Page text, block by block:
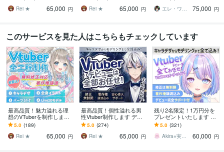
【表情8個付】修正無制
限、著作権譲渡
Rei ★
65,000 円
差分8個】修正無制限、著
作権譲渡
Rei ★
65,000 円
席中/待機中/OP/EDセット
エレ・ワークス｜Vtuber制作
75,000 円
このサービスを見た人はこちらもチェックしています
最高品質！魅力溢れる理
想のVTuberを制作します
好みの絵柄で描けます！
【表情8個付】修正無制
限、著作権譲渡
5.0 (189)
Rei ★
65,000 円
最高品質！個性溢れる男
性Vtuber制作します デビ
ュー完全サポート【表情
差分8個】修正無制限、著
作権譲渡
5.0 (274)
Rei ★
65,000 円
残り2名限定！1万円分を
プレゼントいたします 短
期間で収益化＆グッズ完
売のV実績多数！！著作権
譲渡！
5.0 (321)
Akira⭐︎実績千件以上！
60,000 円